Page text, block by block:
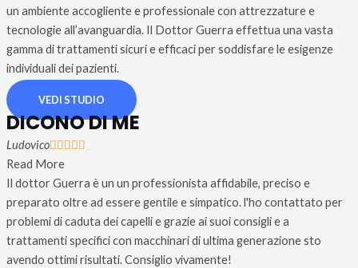
un ambiente accogliente e professionale con attrezzature e
tecnologie all’avanguardia. Il Dottor Guerra effettua una vasta
gamma di trattamenti sicuri e efficaci per soddisfare le esigenze
individuali dei pazienti.
VEDI STUDIO
DICONO DI ME
Ludovico    
Read More
Il dottor Guerra è un un professionista affidabile, preciso e
preparato oltre ad essere gentile e simpatico. l'ho contattato per
problemi di caduta dei capelli e grazie ai suoi consigli e a
trattamenti specifici con macchinari di ultima generazione sto
avendo ottimi risultati. Consiglio vivamente!